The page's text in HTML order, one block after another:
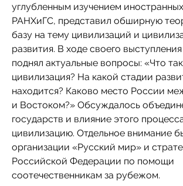
углубленным изучением
РАНХиГС, представил обширную
базу на тему цивилизаций и
развития. В ходе своего
поднял актуальные вопросы: «Что
цивилизация? На какой стадии
находится? Каково место России
и Востоком?» Обсуждалось
государств и влияние этого
цивилизацию. Отдельное внимание
организации «Русский мир» и
Российской Федерации по помощи
соотечественникам за рубежом.